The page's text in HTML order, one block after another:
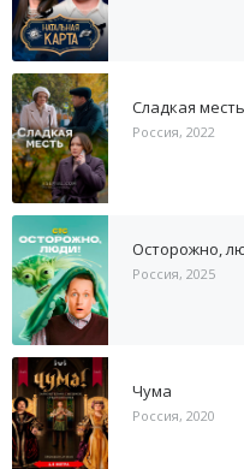
Сладкая месть
Россия, 2022
Осторожно,
Россия, 2025
Чума
Россия, 2020